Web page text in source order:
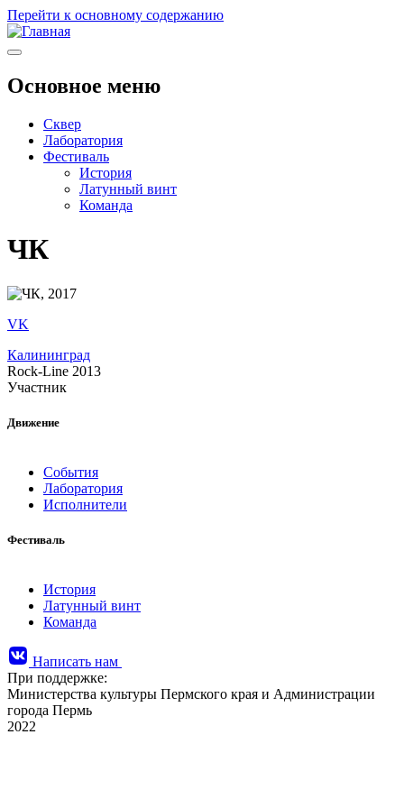
Перейти к основному содержанию
Основное меню
Сквер
Лаборатория
Фестиваль
История
Латунный винт
Команда
ЧК
VK
Калининград
Rock-Line 2013
Участник
Движение
События
Лаборатория
Исполнители
Фестиваль
История
Латунный винт
Команда
Написать нам
При поддержке:
Министерства культуры Пермского края и Администрации
города Пермь
2022